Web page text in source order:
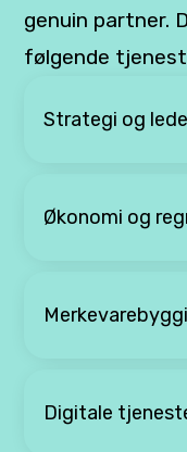
genuin partner.
følgende
Strategi og
Økonomi og
Digitale